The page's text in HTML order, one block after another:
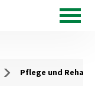
Pflege und